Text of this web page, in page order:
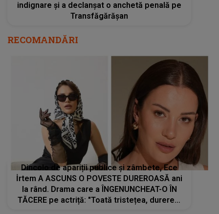
indignare și a declanșat o anchetă penală pe
Transfăgărășan
RECOMANDĂRI
Dincolo de apariții publice și zâmbete, Ece
İrtem A ASCUNS O POVESTE DUREROASĂ ani
la rând. Drama care a ÎNGENUNCHEAT-O ÎN
TĂCERE pe actriță: "Toată tristețea, durerea,